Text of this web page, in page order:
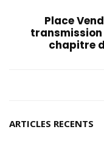
Place
transmission
chapitre
ARTICLES RECENTS